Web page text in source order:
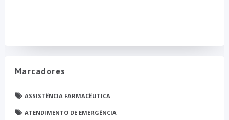
Marcadores
ASSISTÊNCIA FARMACÊUTICA
ATENDIMENTO DE EMERGÊNCIA